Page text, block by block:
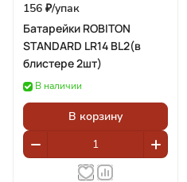
156 ₽/упак
Батарейки ROBITON
STANDARD LR14 BL2(в
блистере 2шт)
В наличии
В корзину